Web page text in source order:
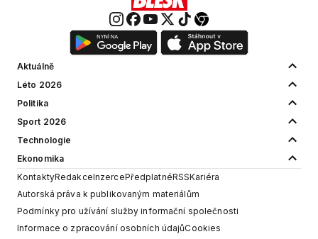
Aktuálně
Léto 2026
Politika
Sport 2026
Technologie
Ekonomika
KontaktyRedakceInzercePředplatnéRSSKariéra
Autorská práva k publikovaným materiálům
Podmínky pro užívání služby informační společnosti
Informace o zpracování osobních údajůCookies